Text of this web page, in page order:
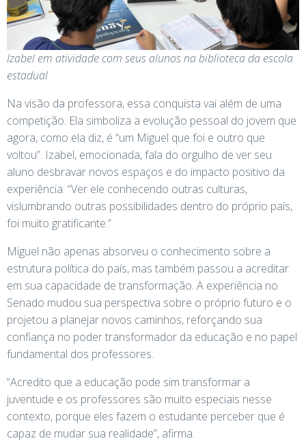
Izabel em atividade com seus alunos na biblioteca da escola
estadual
Na visão da professora, essa conquista vai além de uma
competição. Ela simboliza a evolução pessoal do jovem que
agora, como ela diz, é “um Miguel que foi e outro que
voltou”. Izabel, emocionada, fala do orgulho de ver seu
aluno desbravar novos espaços e do impacto positivo da
experiência. “Ver ele conhecendo outras culturas,
vislumbrando outras possibilidades dentro do próprio país,
foi muito gratificante.”
Miguel não apenas absorveu o conhecimento sobre a
estrutura política do país, mas também passou a acreditar
em sua capacidade de transformação. A experiência no
Senado mudou sua perspectiva sobre o próprio futuro e o
projetou a planejar novos caminhos, reforçando sua
confiança no poder transformador da educação e no papel
fundamental dos professores.
“Acredito que a educação pode sim transformar a
juventude e os professores são muito especiais nesse
contexto, porque eles fazem o estudante perceber que é
capaz de mudar sua realidade”, afirma.